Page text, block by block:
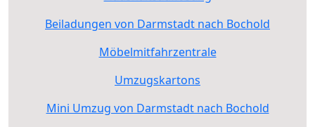
Beiladungen von Darmstadt nach Bochold
Möbelmitfahrzentrale
Umzugskartons
Mini Umzug von Darmstadt nach Bochold